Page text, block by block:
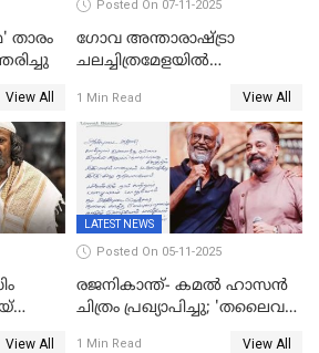
View All
Posted On 07-11-2025
ഗോവ അന്താരാഷ്ട്രാ
ചലച്ചിത്രമേളയില്‍
മലയാളത്തില്‍നിന്ന്
ഏകചിത്രമായി 'എആര്‍എം';
1 Min Read View All
View All
LATEST NEWS
Posted On 05-11-2025
രജനികാന്ത്- കമൽ ഹാസൻ
ചിത്രം പ്രഖ്യാപിച്ചു; 'തലൈവർ
1 Min Read View All